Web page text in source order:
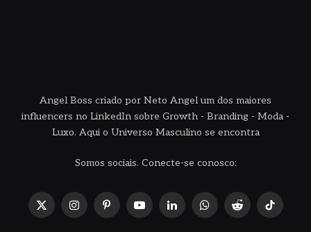
Angel Boss criado por Neto Angel um dos maiores
influencers no LinkedIn sobre Growth - Branding - Moda -
Luxo. Aqui o Universo Masculino se encontra
Somos sociais. Conecte-se conosco:
X
InstagramPinterestYouTubeLinkedInWhatsApp
Reddit TikTok